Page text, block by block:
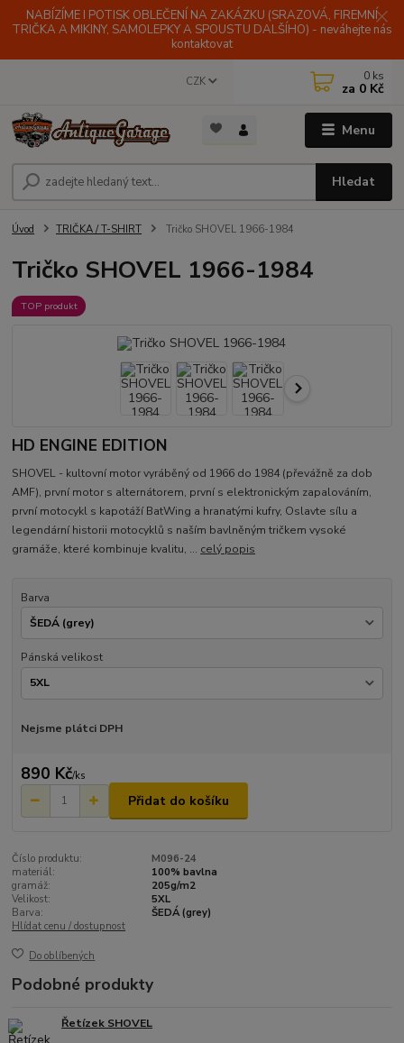
NABÍZÍME I POTISK OBLEČENÍ NA ZAKÁZKU (SRAZOVÁ, FIREMNÍ
TRIČKA A MIKINY, SAMOLEPKY A SPOUSTU DALŠÍHO) - neváhejte nás
kontaktovat
Menu
CZK
Hledat
0 ks
za 0 Kč
Úvod TRIČKA / T-SHIRT Tričko SHOVEL 1966-1984
Tričko SHOVEL 1966-1984
TOP produkt
HD ENGINE EDITION
SHOVEL - kultovní motor vyráběný od 1966 do 1984 (převážně za dob
AMF), první motor s alternátorem, první s elektronickým zapalováním,
první motocykl s kapotáží BatWing a hranatými kufry, Oslavte sílu a
legendární historii motocyklů s naším bavlněným tričkem vysoké
gramáže, které kombinuje kvalitu, ... celý popis
Barva
Pánská velikost
Nejsme plátci DPH
890 Kč/ks
Přidat do košíku
Číslo produktu:
M096-24
materiál:
100% bavlna
gramáž:
205g/m2
Velikost:
5XL
Barva:
ŠEDÁ (grey)
Hlídat cenu / dostupnost
Do oblíbených
Podobné produkty
Řetízek SHOVEL